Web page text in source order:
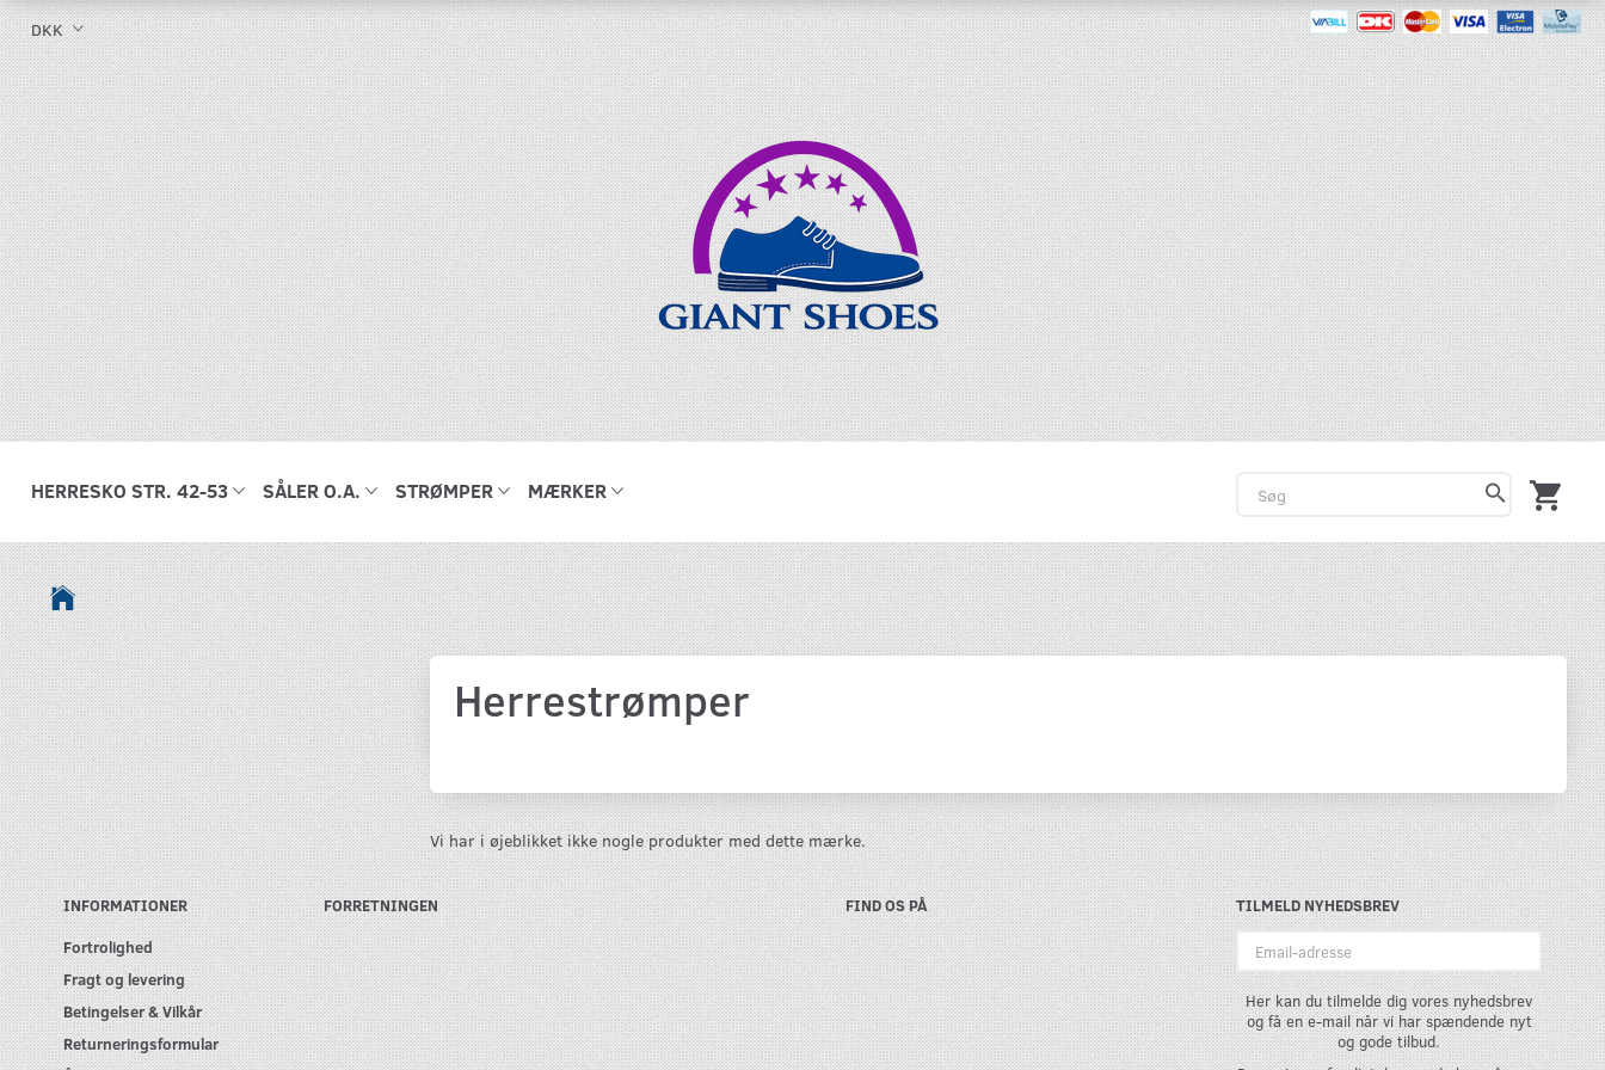
DKK
HERRESKO STR. 42-53 SÅLER O.A. STRØMPER MÆRKER
Herrestrømper
Vi har i øjeblikket ikke nogle produkter med dette mærke.
INFORMATIONER
Fortrolighed
Fragt og levering
Betingelser & Vilkår
Returneringsformular
FORRETNINGEN FIND OS PÅ
TILMELD NYHEDSBREV
Her kan du tilmelde dig vores nyhedsbrev
og få en e-mail når vi har spændende nyt
og gode tilbud.